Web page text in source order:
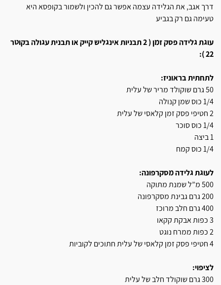
דרך אגב, את הגלידה עצמה אפשר גם להכין ולשמור בקופסא היא
טעימה גם רק בגביע
עוגת גלידה פסק זמן ( 2 תבניות אינגליש קייק או תבנית עגולה בקוטר
22 ):
לתחתית בראוניז:
50 גרם שוקולד מריר של עלית
1/4 כוס שמן קנולה
2 חטיפי פסק זמן קלאסי של עלית
1/4 כוס סוכר
1 ביצה
1/4 כוס קמח
לעוגת גלידה מסקרפונה:
500 מ”ל שמנת מתוקה
200 גרם גבינת מסקרפונה
400 גרם חלב מרוכז
3 כפות אבקת קקאו
2 כפות ממרח נוגט
4 חטיפי פסק זמן קלאסי של עלית חתוכים לקוביות
לציפוי:
300 גרם שוקולד חלב של עלית